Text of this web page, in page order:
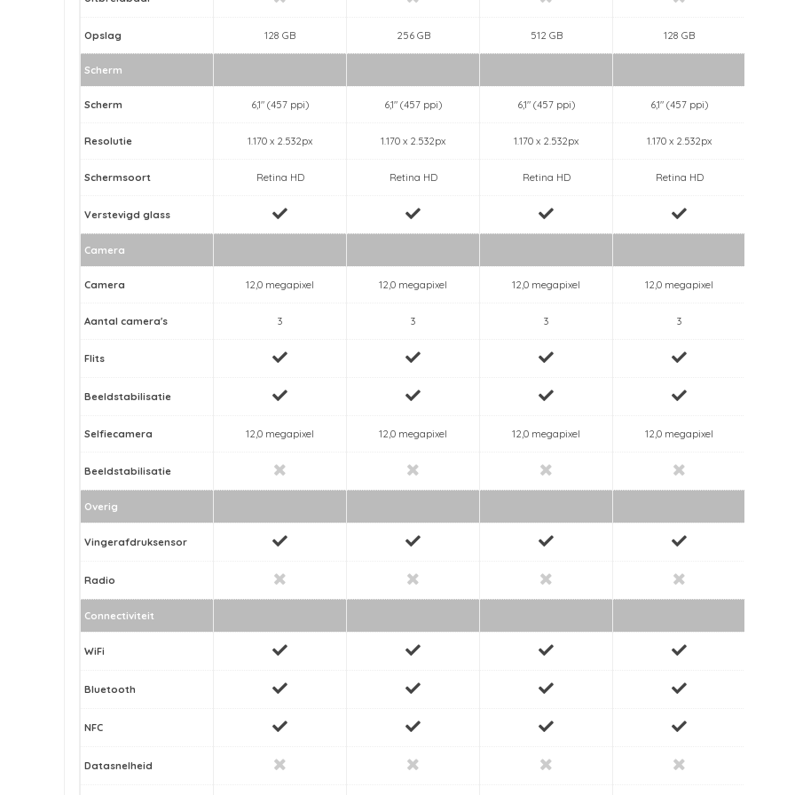
Opslag 128 GB 256 GB 512 GB 128 GB
Scherm
Scherm 6,1" (457 ppi) 6,1" (457 ppi) 6,1" (457 ppi) 6,1" (457 ppi)
Resolutie 1.170 x 2.532px 1.170 x 2.532px 1.170 x 2.532px 1.170 x 2.532px
Schermsoort Retina HD Retina HD Retina HD Retina HD
Verstevigd glass
Camera
Camera 12,0 megapixel 12,0 megapixel 12,0 megapixel 12,0 megapixel
Aantal camera's 3 3 3 3
Flits
Beeldstabilisatie
Selfiecamera 12,0 megapixel 12,0 megapixel 12,0 megapixel 12,0 megapixel
Beeldstabilisatie
Overig
Vingerafdruksensor
Radio
Connectiviteit
WiFi
Bluetooth
NFC
Datasnelheid